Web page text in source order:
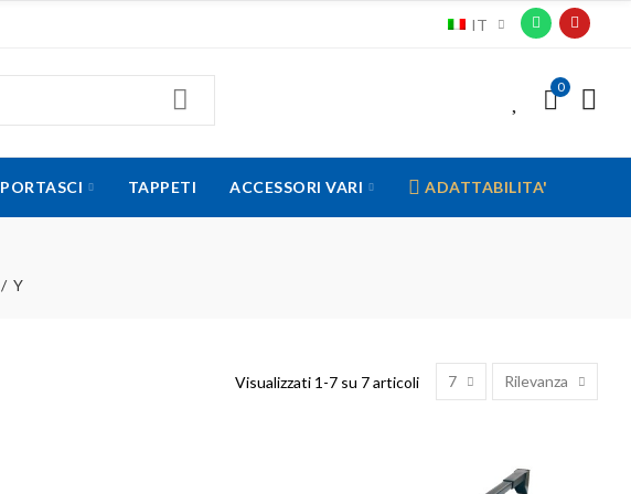
IT
0
PORTASCI TAPPETI ACCESSORI VARI ADATTABILITA'
Y
Visualizzati 1-7 su 7 articoli 7 Rilevanza